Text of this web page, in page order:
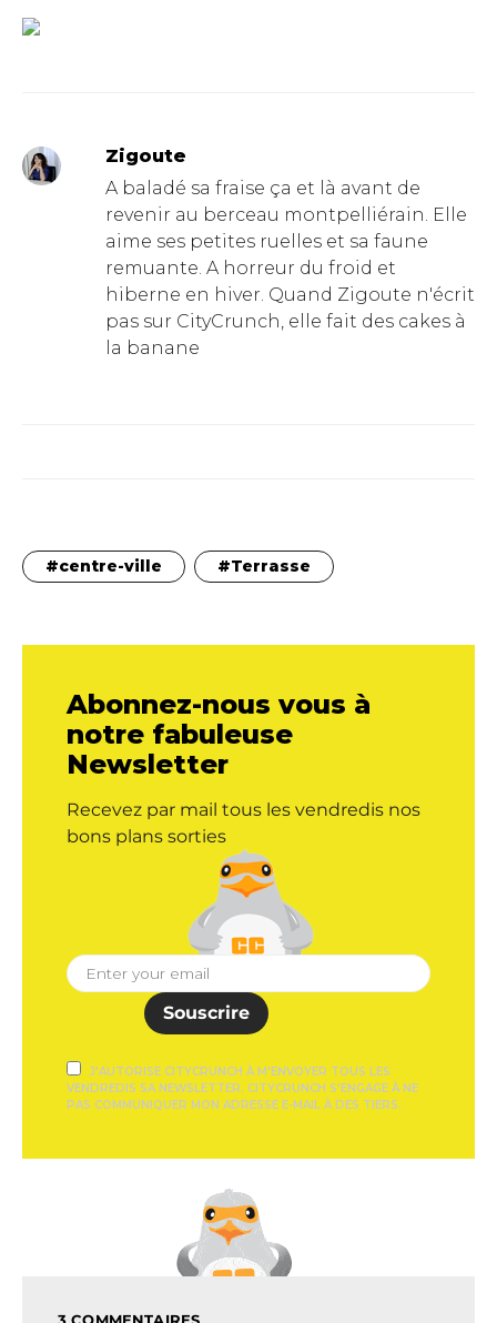
Zigoute
A baladé sa fraise ça et là avant de
revenir au berceau montpelliérain. Elle
aime ses petites ruelles et sa faune
remuante. A horreur du froid et
hiberne en hiver. Quand Zigoute n'écrit
pas sur CityCrunch, elle fait des cakes à
la banane
centre-ville Terrasse
Abonnez-nous vous à
notre fabuleuse
Newsletter
Recevez par mail tous les vendredis nos
bons plans sorties
Souscrire
J'AUTORISE CITYCRUNCH À M'ENVOYER TOUS LES
VENDREDIS SA NEWSLETTER. CITYCRUNCH S'ENGAGE À NE
PAS COMMUNIQUER MON ADRESSE E-MAIL À DES TIERS.